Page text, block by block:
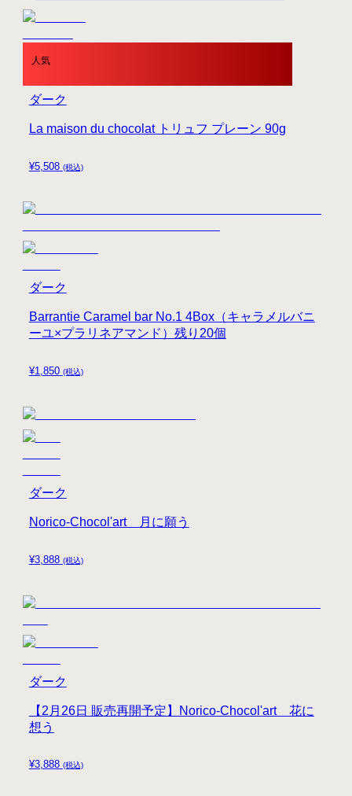
人気
¥5,508 (税込)
La maison du chocolat トリュフ プレーン 90g
ダーク
¥1,850 (税込)
Barrantie Caramel bar No.1 4Box（キャラメルバニ
ーユ×プラリネアマンド）残り20個
ダーク
¥3,888 (税込)
Norico-Chocol'art 月に願う
ダーク
¥3,888 (税込)
【2月26日 販売再開予定】Norico-Chocol'art 花に
想う
ダーク